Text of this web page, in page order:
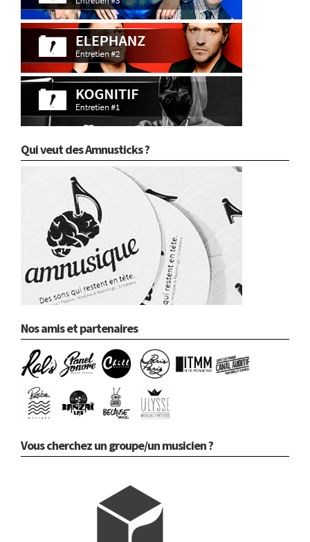
Qui veut des Amnusticks ?
Nos amis et partenaires
Vous cherchez un groupe/un musicien ?